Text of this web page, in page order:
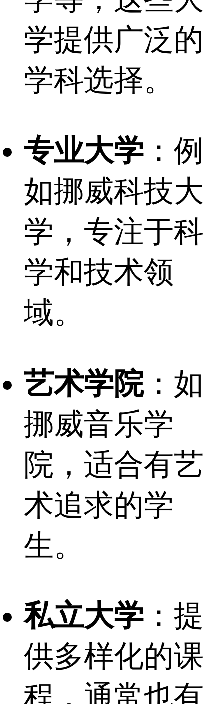
学提供广泛的
学科选择。
专业大学 ：例
如挪威科技大
学，专注于科
学和技术领
域。
艺术学院：如
挪威音乐学
院，适合有艺
术追求的学
生。
私立大学 ：提
供多样化的课
程，通常也有